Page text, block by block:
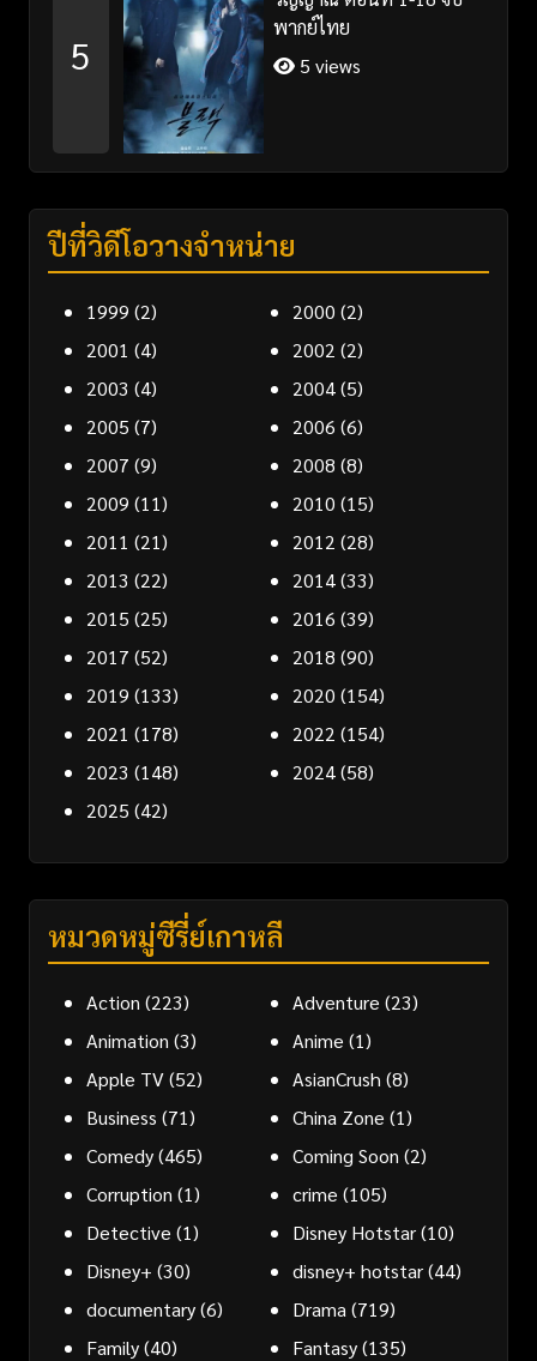
5
พากย์ไทย
5 views
ปีที่วิดีโอวางจำหน่าย
1999 (2) 2000 (2)
2001 (4) 2002 (2)
2003 (4) 2004(5)
2005 (7) 2006 (6)
2007 (9) 2008 (8)
2009 (11) 2010 (15)
2011 (21) 2012 (28)
2013 (22) 2014(33)
2015 (25) 2016 (39)
2017 (52) 2018 (90)
2019 (133) 2020 (154)
2021 (178) 2022 (154)
2023 (148) 2024(58)
2025 (42)
หมวดหมู่ซีรี่ย์เกาหลี
Action (223) Adventure (23)
Animation (3) Anime (1)
Apple TV(52) AsianCrush (8)
Business (71) China Zone (1)
Comedy(465) Coming Soon (2)
Corruption (1) crime (105)
Detective (1) Disney Hotstar(10)
Disney+ (30) disney+ hotstar(44)
documentary(6) Drama (719)
Family(40) Fantasy(135)